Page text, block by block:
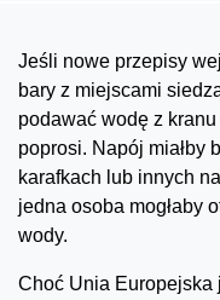
Jeśli nowe przepisy
bary z miejscami
podawać wodę z
poprosi. Napój miałby
karafkach lub innych
jedna osoba mogłaby
wody.
Choć Unia Europejska